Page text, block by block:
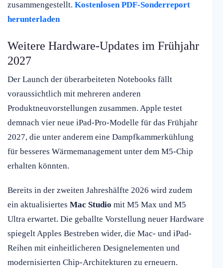
zusammengestellt. Kostenlosen PDF-Sonderreport
herunterladen
Weitere Hardware-Updates im Frühjahr
2027
Der Launch der überarbeiteten Notebooks fällt
voraussichtlich mit mehreren anderen
Produktneuvorstellungen zusammen. Apple testet
demnach vier neue iPad-Pro-Modelle für das Frühjahr
2027, die unter anderem eine Dampfkammerkühlung
für besseres Wärmemanagement unter dem M5-Chip
erhalten könnten.
Bereits in der zweiten Jahreshälfte 2026 wird zudem
ein aktualisiertes Mac Studio mit M5 Max und M5
Ultra erwartet. Die geballte Vorstellung neuer Hardware
spiegelt Apples Bestreben wider, die Mac- und iPad-
Reihen mit einheitlicheren Designelementen und
modernisierten Chip-Architekturen zu erneuern.